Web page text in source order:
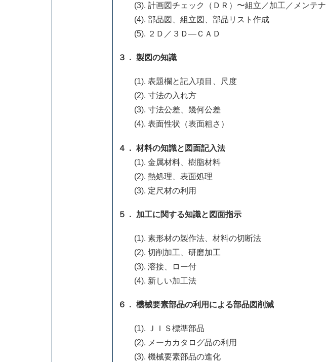
(3). 計画図チェック（ＤＲ）〜組立／加工／メンテナ
(4). 部品図、組立図、部品リスト作成
(5). ２Ｄ／３Ｄ―ＣＡＤ
３． 製図の知識
(1). 表題欄と記入項目、尺度
(2). 寸法の入れ方
(3). 寸法公差、幾何公差
(4). 表面性状（表面粗さ）
４． 材料の知識と図面記入法
(1). 金属材料、樹脂材料
(2). 熱処理、表面処理
(3). 定尺材の利用
５． 加工に関する知識と図面指示
(1). 素形材の製作法、材料の切断法
(2). 切削加工、研磨加工
(3). 溶接、ロー付
(4). 新しい加工法
６． 機械要素部品の利用による部品図削減
(1). ＪＩＳ標準部品
(2). メーカカタログ品の利用
(3). 機械要素部品の進化